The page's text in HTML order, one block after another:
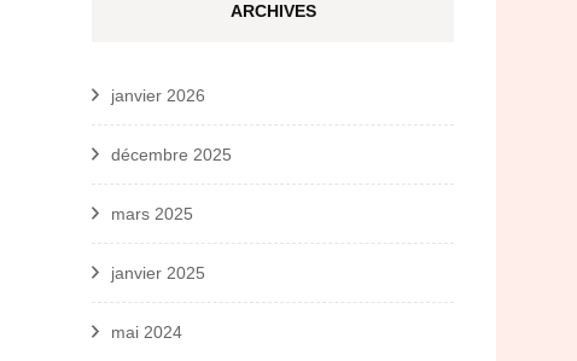
ARCHIVES
janvier 2026
décembre 2025
mars 2025
janvier 2025
mai 2024